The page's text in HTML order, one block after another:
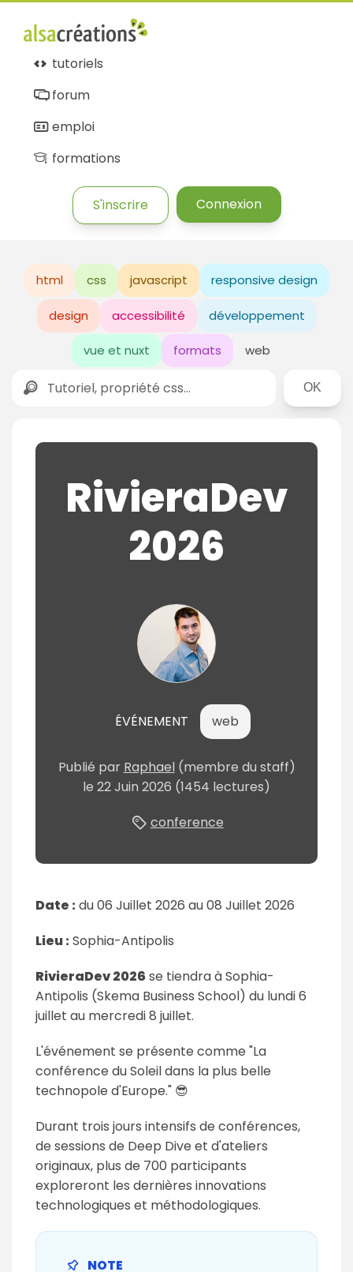
tutoriels
forum
emploi
formations
S'inscrire Connexion
html css javascript responsive design
design accessibilité développement
vue et nuxt formats web
Rechercher
RivieraDev
2026
ÉVÉNEMENT web
Publié par Raphael (membre du staff)
le 22 Juin 2026 (1454 lectures)
conference
Date :du 06 Juillet 2026 au08 Juillet 2026
Lieu :Sophia-Antipolis
RivieraDev 2026se tiendra à Sophia-
Antipolis (Skema Business School) du lundi 6
juillet au mercredi 8 juillet.
L'événement se présente comme "La
conférence du Soleil dans la plus belle
technopole d'Europe." 😎
Durant trois jours intensifs de conférences,
de sessions de Deep Dive et d'ateliers
originaux, plus de 700 participants
exploreront les dernières innovations
technologiques et méthodologiques.